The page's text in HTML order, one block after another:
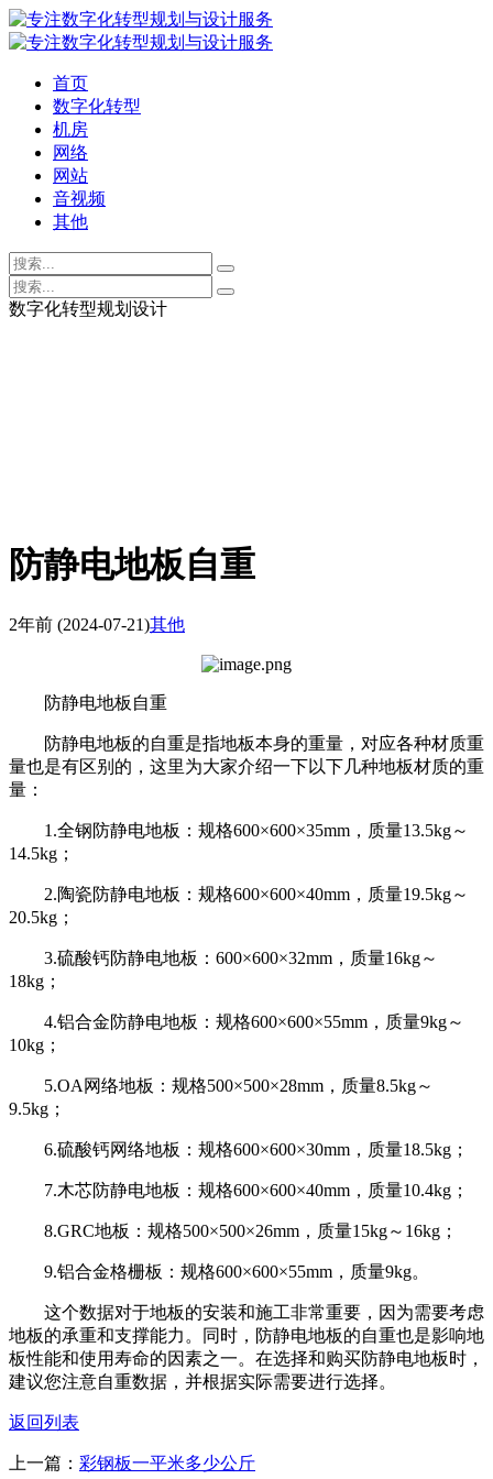
首页
数字化转型
机房
网络
网站
音视频
其他
数字化转型规划设计
防静电地板自重
2年前 (2024-07-21)其他
防静电地板自重
防静电地板的自重是指地板本身的重量，对应各种材质重
量也是有区别的，这里为大家介绍一下以下几种地板材质的重
量：
1.全钢防静电地板：规格600×600×35mm，质量13.5kg～
14.5kg；
2.陶瓷防静电地板：规格600×600×40mm，质量19.5kg～
20.5kg；
3.硫酸钙防静电地板：600×600×32mm，质量16kg～
18kg；
4.铝合金防静电地板：规格600×600×55mm，质量9kg～
10kg；
5.OA网络地板：规格500×500×28mm，质量8.5kg～
9.5kg；
6.硫酸钙网络地板：规格600×600×30mm，质量18.5kg；
7.木芯防静电地板：规格600×600×40mm，质量10.4kg；
8.GRC地板：规格500×500×26mm，质量15kg～16kg；
9.铝合金格栅板：规格600×600×55mm，质量9kg。
这个数据对于地板的安装和施工非常重要，因为需要考虑
地板的承重和支撑能力。同时，防静电地板的自重也是影响地
板性能和使用寿命的因素之一。在选择和购买防静电地板时，
建议您注意自重数据，并根据实际需要进行选择。
返回列表
上一篇： 彩钢板一平米多少公斤